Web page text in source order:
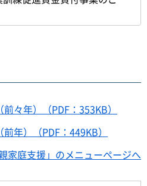
々年）（PDF：353KB）
年）（PDF：449KB）
家庭支援」のメニューページへ